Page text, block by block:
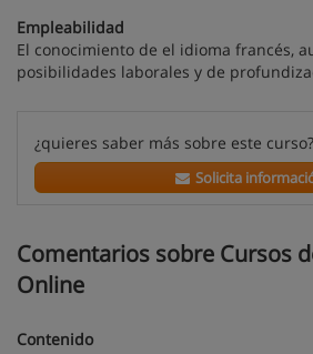
Empleabilidad
El conocimiento de el idioma francés,
posibilidades laborales y de
¿quieres saber más sobre este curso?
Solicita
Comentarios sobre Cursos
Online
Contenido